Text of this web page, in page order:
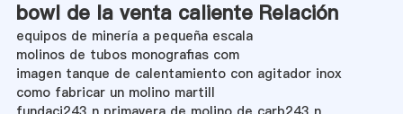
bowl de la venta caliente Relación
equipos de minería a pequeña escala
molinos de tubos monografias com
imagen tanque de calentamiento con agitador inox
como fabricar un molino martill